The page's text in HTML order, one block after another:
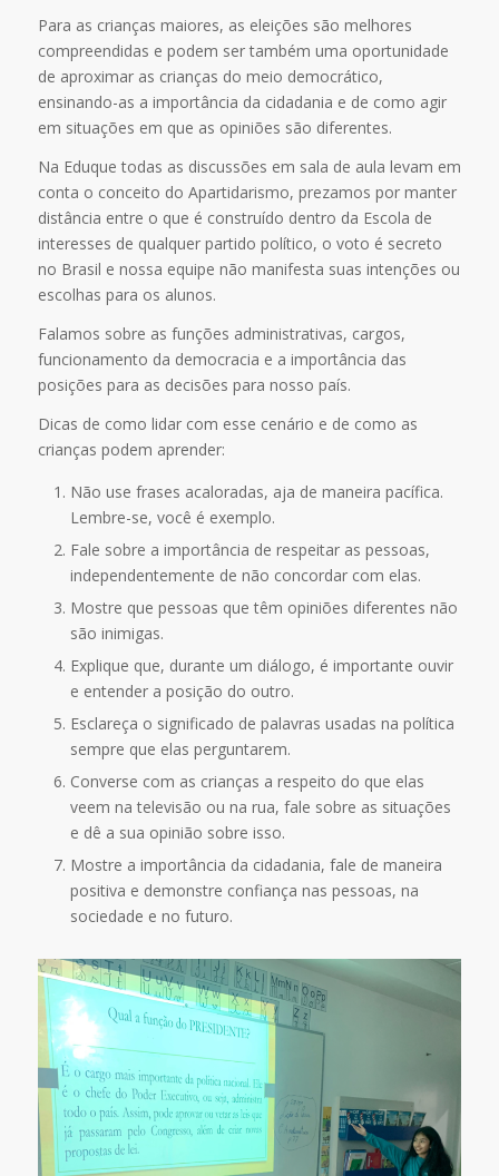
Para as crianças maiores, as eleições são melhores
compreendidas e podem ser também uma oportunidade
de aproximar as crianças do meio democrático,
ensinando-as a importância da cidadania e de como agir
em situações em que as opiniões são diferentes.
Na Eduque todas as discussões em sala de aula levam em
conta o conceito do Apartidarismo, prezamos por manter
distância entre o que é construído dentro da Escola de
interesses de qualquer partido político, o voto é secreto
no Brasil e nossa equipe não manifesta suas intenções ou
escolhas para os alunos.
Falamos sobre as funções administrativas, cargos,
funcionamento da democracia e a importância das
posições para as decisões para nosso país.
Dicas de como lidar com esse cenário e de como as
crianças podem aprender:
Não use frases acaloradas, aja de maneira pacífica.
Lembre-se, você é exemplo.
Fale sobre a importância de respeitar as pessoas,
independentemente de não concordar com elas.
Mostre que pessoas que têm opiniões diferentes não
são inimigas.
Explique que, durante um diálogo, é importante ouvir
e entender a posição do outro.
Esclareça o significado de palavras usadas na política
sempre que elas perguntarem.
Converse com as crianças a respeito do que elas
veem na televisão ou na rua, fale sobre as situações
e dê a sua opinião sobre isso.
Mostre a importância da cidadania, fale de maneira
positiva e demonstre confiança nas pessoas, na
sociedade e no futuro.